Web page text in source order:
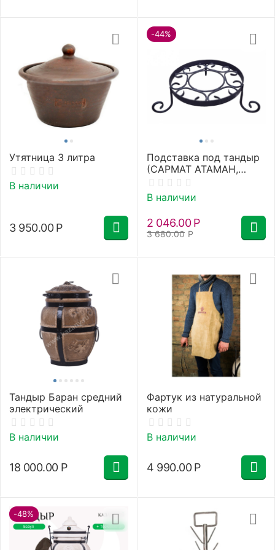
Утятница 3 литра
В наличии
3 950.00 Р
-44%
Подставка под тандыр
(САРМАТ АТАМАН,
БОЛЬШОЙ, ЕСАУЛ
НОВАЯ МОДЕЛЬ,
КОЧЕВНИК, ОХОТНИК)
В наличии
3 680.00 Р
2 046.00 Р
Тандыр Баран средний
электрический
В наличии
18 000.00 Р
Фартук из натуральной
кожи
В наличии
4 990.00 Р
-48%